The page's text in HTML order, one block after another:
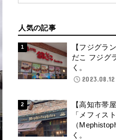
人気の記事
【フジグラ
だこ フジグ
く。
2023.08.12
【高知市帯
「メフィス
（
く。